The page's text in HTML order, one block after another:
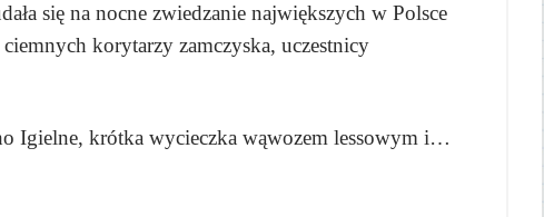
się na nocne zwiedzanie największych w Polsce
korytarzy zamczyska, uczestnicy
Igielne, krótka wycieczka wąwozem lessowym i…